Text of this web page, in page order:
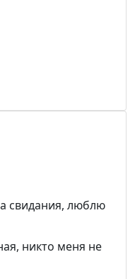
свидания, люблю
никто меня не